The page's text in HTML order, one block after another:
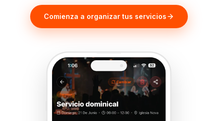
Comienza a organizar tus servicios